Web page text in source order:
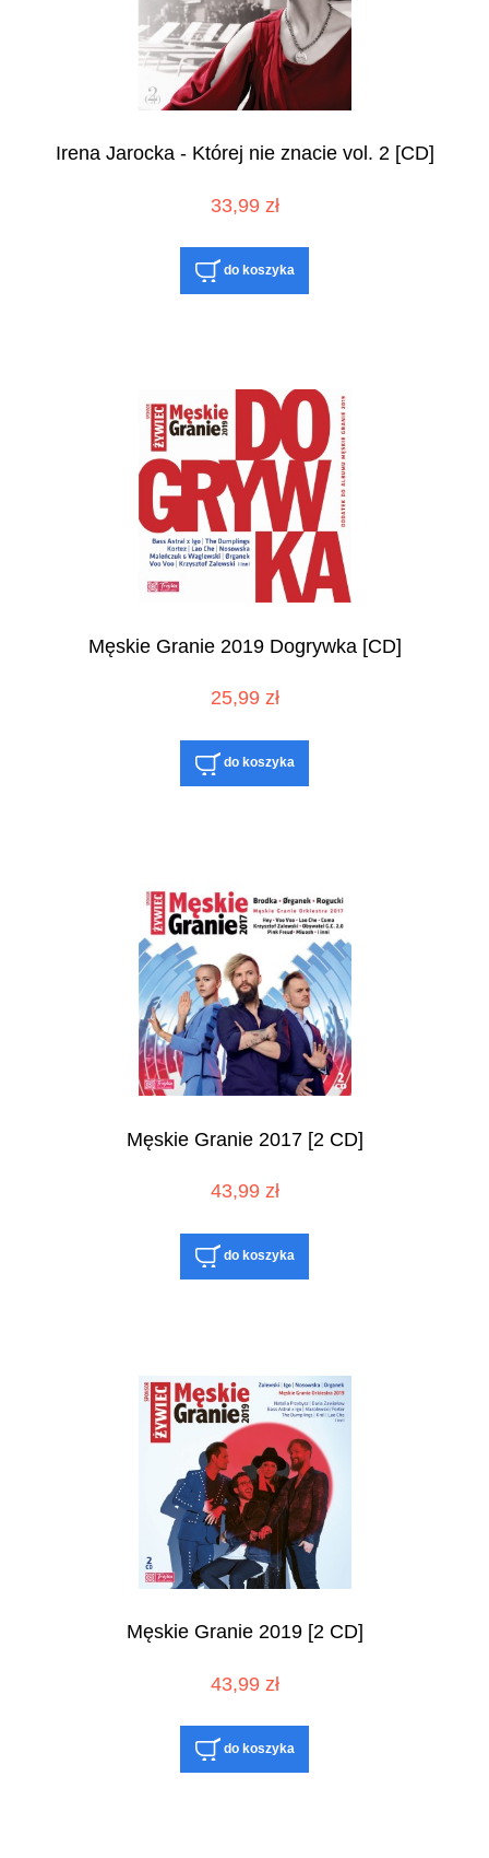
Irena Jarocka - Której nie znacie vol. 2 [CD]
33,99 zł
do koszyka
Męskie Granie 2019 Dogrywka [CD]
25,99 zł
do koszyka
Męskie Granie 2017 [2 CD]
43,99 zł
do koszyka
Męskie Granie 2019 [2 CD]
43,99 zł
do koszyka